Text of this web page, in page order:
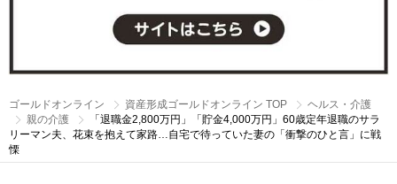
ゴールドオンライン 資産形成ゴールドオンライン TOP
ヘルス・介護
親の介護
「退職金2,800万円」「貯金4,000万円」60歳定年退職のサラ
リーマン夫、花束を抱えて家路…自宅で待っていた妻の「衝撃のひと言」に戦
慄